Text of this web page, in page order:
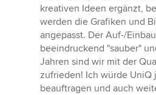
kreativen Ideen ergänzt,
werden die Grafiken und
angepasst. Der Auf-/
beeindruckend "sauber"
Jahren sind wir mit der
zufrieden! Ich würde
beauftragen und auch